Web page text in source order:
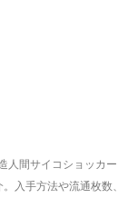
人間サイコショッカー
入手方法や流通枚数、